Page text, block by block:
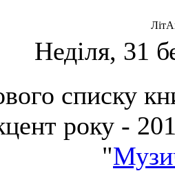
Неділя, 31
списку
року -
"